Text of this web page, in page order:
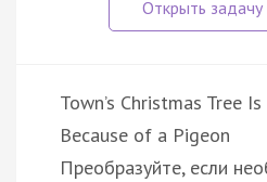
Town’s Christmas Tree
Because of a Pigeon
Преобразуйте, если